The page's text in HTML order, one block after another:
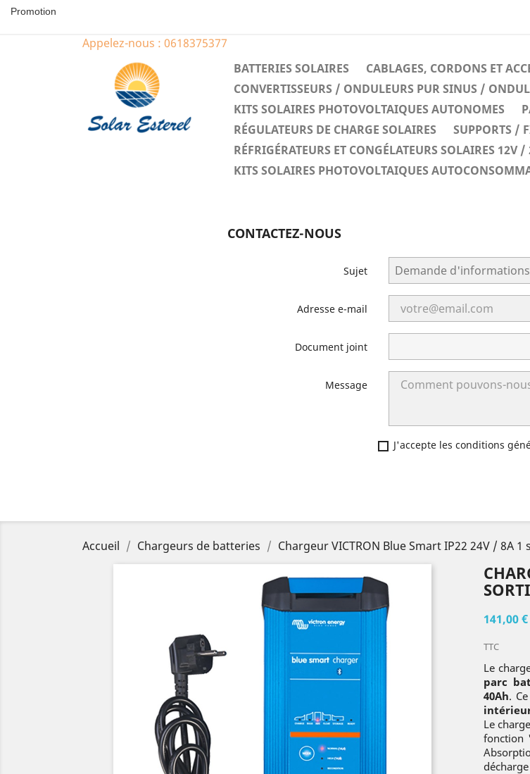
Promotion
Appelez-nous : 0618375377
BATTERIES SOLAIRES
CABLAGES, CORDONS ET
CONVERTISSEURS / ONDULEURS PUR SINUS /
KITS SOLAIRES PHOTOVOLTAIQUES AUTONOMES
RÉGULATEURS DE CHARGE SOLAIRES
SUPPORTS /
RÉFRIGÉRATEURS ET CONGÉLATEURS SOLAIRES 12V /
KITS SOLAIRES PHOTOVOLTAIQUES
CONTACTEZ-NOUS
Sujet
Adresse e-mail
Document joint
Message
J'accepte les conditions
Accueil Chargeurs de batteries Chargeur VICTRON Blue Smart IP22 24V / 8A 1
141,00 €
TTC
Le
parc
40Ah.
Le
fonction